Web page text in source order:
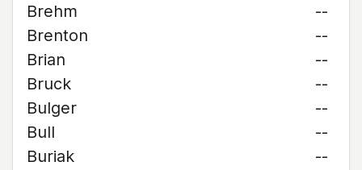
Brehm
--
Brenton
--
Brian
--
Bruck
--
Bulger
--
Bull
--
Buriak
--